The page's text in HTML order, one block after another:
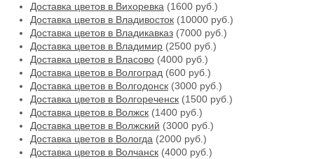
Доставка цветов в Вихоревка (1600 руб.)
Доставка цветов в Владивосток (10000 руб.)
Доставка цветов в Владикавказ (7000 руб.)
Доставка цветов в Владимир (2500 руб.)
Доставка цветов в Власово (4000 руб.)
Доставка цветов в Волгоград (600 руб.)
Доставка цветов в Волгодонск (3000 руб.)
Доставка цветов в Волгореченск (1500 руб.)
Доставка цветов в Волжск (1400 руб.)
Доставка цветов в Волжский (3000 руб.)
Доставка цветов в Вологда (2000 руб.)
Доставка цветов в Волчанск (4000 руб.)